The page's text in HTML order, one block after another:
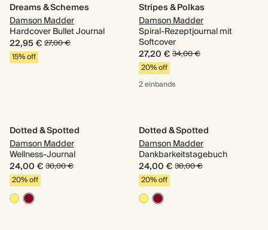
Dreams & Schemes
Damson Madder
Hardcover Bullet Journal
22,95 €27,00 €
15% off
Stripes & Polkas
Damson Madder
Spiral-Rezeptjournal mit
Softcover
27,20 €34,00 €
20% off
2 einbands
Dotted & Spotted
Damson Madder
Wellness-Journal
24,00 €30,00 €
20% off
Dotted & Spotted
Damson Madder
Dankbarkeitstagebuch
24,00 €30,00 €
20% off